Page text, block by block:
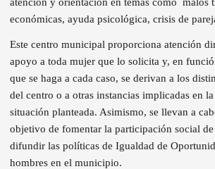
económicas, ayuda psicológica, crisis de
Este centro municipal proporciona atención
apoyo a toda mujer que lo solicita y, en
que se haga a cada caso, se derivan a los
del centro o a otras instancias implicadas en
situación planteada. Asimismo, se llevan a
objetivo de fomentar la participación social
difundir las políticas de Igualdad de
hombres en el municipio.